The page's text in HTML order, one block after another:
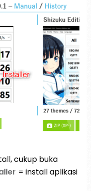
cukup buka
= install aplikasi